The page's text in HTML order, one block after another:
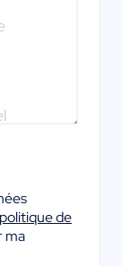
politique de
ma